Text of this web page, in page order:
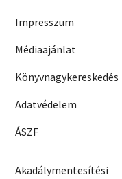
Impresszum
Médiaajánlat
Könyvnagykereskedés
Adatvédelem
ÁSZF
Akadálymentesítési